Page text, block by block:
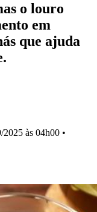
o louro
em
que ajuda
2025 às 04h00 •